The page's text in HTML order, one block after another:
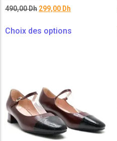
490,00Dh 299,00 Dh
Choix des options